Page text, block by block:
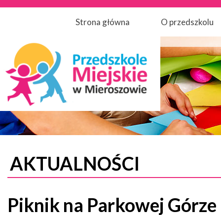
Strona główna O przedszkolu
AKTUALNOŚCI
Piknik na Parkowej Górze